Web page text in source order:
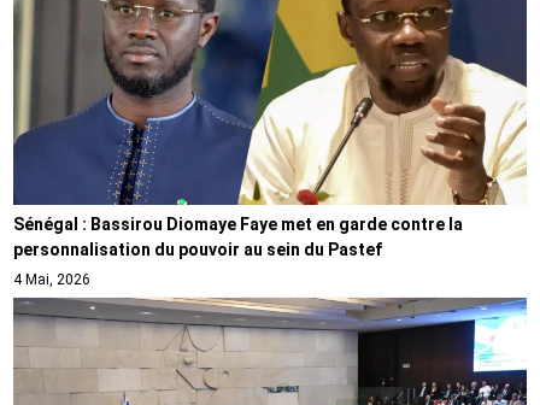
Sénégal : Bassirou Diomaye Faye met en garde contre la
personnalisation du pouvoir au sein du Pastef
4 Mai, 2026